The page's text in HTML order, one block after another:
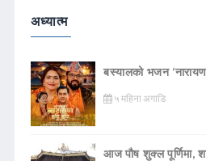
अध्यात्म
बस्यालको भजन ‘नारायण
५ महिना अगाडि
आज पौष शुक्ल पूर्णिमा,